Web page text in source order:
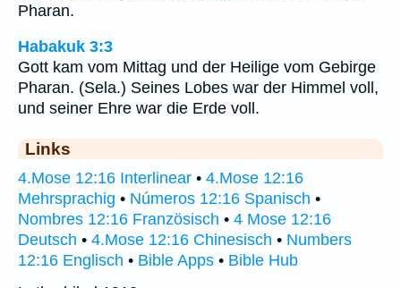
Pharan.
Habakuk 3:3
Gott kam vom Mittag und der Heilige vom Gebirge
Pharan. (Sela.) Seines Lobes war der Himmel voll,
und seiner Ehre war die Erde voll.
Links
4.Mose 12:16 Interlinear • 4.Mose 12:16
Mehrsprachig • Números 12:16 Spanisch •
Nombres 12:16 Französisch • 4 Mose 12:16
Deutsch • 4.Mose 12:16 Chinesisch • Numbers
12:16 Englisch • Bible Apps • Bible Hub